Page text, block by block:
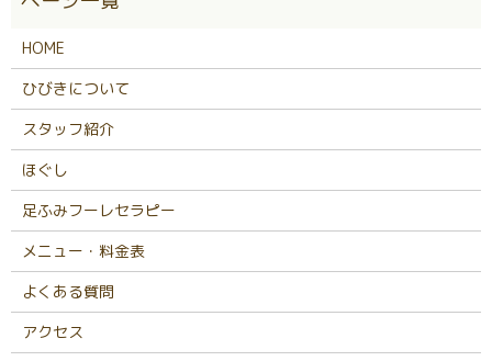
HOME
ひびきについて
スタッフ紹介
ほぐし
足ふみフーレセラピー
メニュー・料金表
よくある質問
アクセス